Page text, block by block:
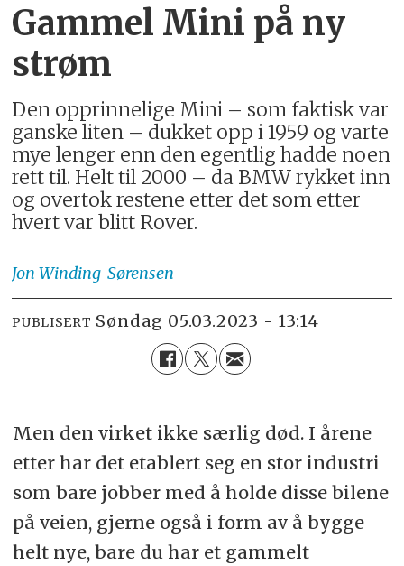
Gammel Mini på ny
strøm
Den opprinnelige Mini – som faktisk var
ganske liten – dukket opp i 1959 og varte
mye lenger enn den egentlig hadde noen
rett til. Helt til 2000 – da BMW rykket inn
og overtok restene etter det som etter
hvert var blitt Rover.
Jon Winding-Sørensen
PUBLISERT søndag 05.03.2023 - 13:14
Men den virket ikke særlig død. I årene
etter har det etablert seg en stor industri
som bare jobber med å holde disse bilene
på veien, gjerne også i form av å bygge
helt nye, bare du har et gammelt